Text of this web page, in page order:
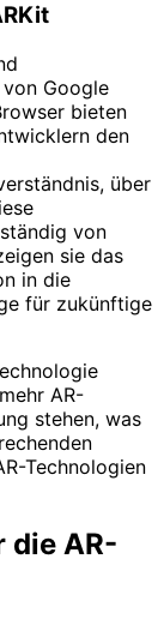
Google
bieten
den
über
von
sie das
in die
für zukünftige
AR-
stehen, was
Technologien
die AR-